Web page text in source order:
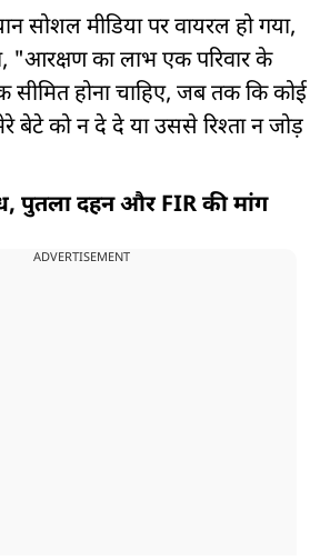
सोशल मीडिया पर वायरल हो गया,
"आरक्षण का लाभ एक परिवार के
होना चाहिए, जब तक कि कोई
बेटे को न दे दे या उससे रिश्ता न जोड़
पुतला दहन और FIR की मांग
ADVERTISEMENT